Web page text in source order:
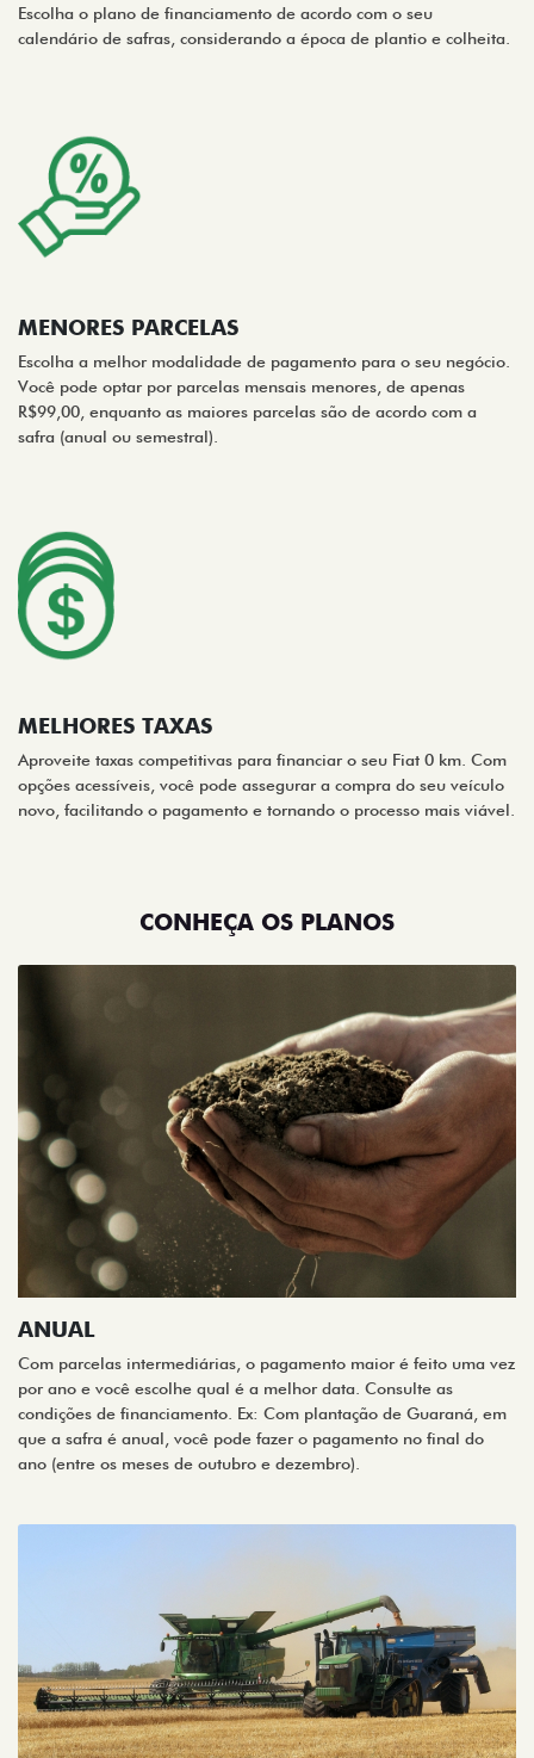
Escolha o plano de financiamento de acordo com o seu
calendário de safras, considerando a época de plantio e colheita.
MENORES PARCELAS
Escolha a melhor modalidade de pagamento para o seu negócio.
Você pode optar por parcelas mensais menores, de apenas
R$99,00, enquanto as maiores parcelas são de acordo com a
safra (anual ou semestral).
MELHORES TAXAS
Aproveite taxas competitivas para financiar o seu Fiat 0 km. Com
opções acessíveis, você pode assegurar a compra do seu veículo
novo, facilitando o pagamento e tornando o processo mais viável.
CONHEÇA OS PLANOS
ANUAL
Com parcelas intermediárias, o pagamento maior é feito uma vez
por ano e você escolhe qual é a melhor data. Consulte as
condições de financiamento. Ex: Com plantação de Guaraná, em
que a safra é anual, você pode fazer o pagamento no final do
ano (entre os meses de outubro e dezembro).